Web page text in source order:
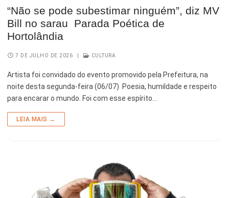
“Não se pode subestimar ninguém”, diz MV
Bill no sarau Parada Poética de
Hortolândia
7 DE JULHO DE 2026 CULTURA
Artista foi convidado do evento promovido pela Prefeitura, na
noite desta segunda-feira (06/07) Poesia, humildade e respeito
para encarar o mundo. Foi com esse espírito…
LEIA MAIS →